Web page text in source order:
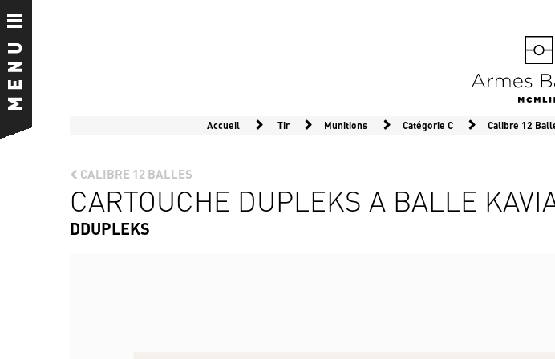
Accueil Tir Munitions Catégorie C Calibre 12
CALIBRE 12 BALLES
CARTOUCHE DUPLEKS A BALLE
DDUPLEKS